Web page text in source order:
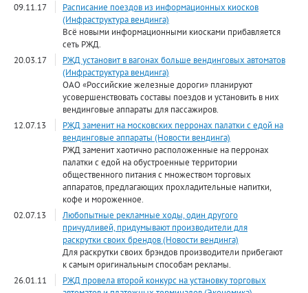
09.11.17
Расписание поездов из информационных киосков
(Инфраструктура вендинга)
Всё новыми информационными киосками прибавляется
сеть РЖД.
20.03.17
РЖД установит в вагонах больше вендинговых автоматов
(Инфраструктура вендинга)
ОАО «Российские железные дороги» планируют
усовершенствовать составы поездов и установить в них
вендинговые аппараты для пассажиров.
12.07.13
РЖД заменит на московских перронах палатки с едой на
вендинговые аппараты (Новости вендинга)
РЖД заменит хаотично расположенные на перронах
палатки с едой на обустроенные территории
общественного питания с множеством торговых
аппаратов, предлагающих прохладительные напитки,
кофе и мороженное.
02.07.13
Любопытные рекламные ходы, один другого
причудливей, придумывают производители для
раскрутки своих брендов (Новости вендинга)
Для раскрутки своих брэндов производители прибегают
к самым оригинальным способам рекламы.
26.01.11
РЖД провела второй конкурс на установку торговых